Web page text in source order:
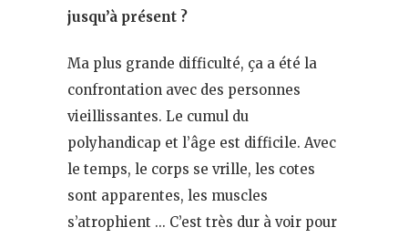
jusqu’à présent ?
Ma plus grande difficulté, ça a été la
confrontation avec des personnes
vieillissantes. Le cumul du
polyhandicap et l’âge est difficile. Avec
le temps, le corps se vrille, les cotes
sont apparentes, les muscles
s’atrophient … C’est très dur à voir pour